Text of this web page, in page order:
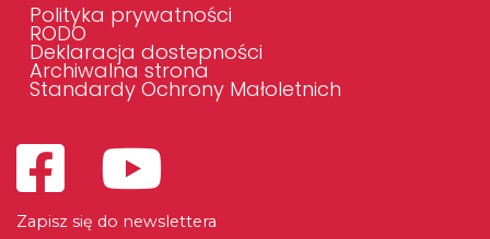
Polityka prywatności
RODO
Deklaracja dostepności
Archiwalna strona
Standardy Ochrony Małoletnich
Zapisz się do newslettera